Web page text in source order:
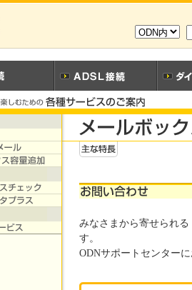
みなさまから寄せられ
す。
ODNサポートセンター